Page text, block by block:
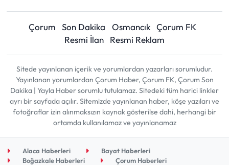
Çorum Son Dakika Osmancık Çorum FK
Resmi İlan
Resmi Reklam
Sitede yayınlanan içerik ve yorumlardan yazarları sorumludur.
Yayınlanan yorumlardan Çorum Haber, Çorum FK, Çorum Son
Dakika | Yayla Haber sorumlu tutulamaz. Sitedeki tüm harici linkler
ayrı bir sayfada açılır. Sitemizde yayınlanan haber, köşe yazıları ve
fotoğraflar izin alınmaksızın kaynak gösterilse dahi, herhangi bir
ortamda kullanılamaz ve yayınlanamaz
Alaca Haberleri
Bayat Haberleri
Boğazkale Haberleri
Çorum Haberleri